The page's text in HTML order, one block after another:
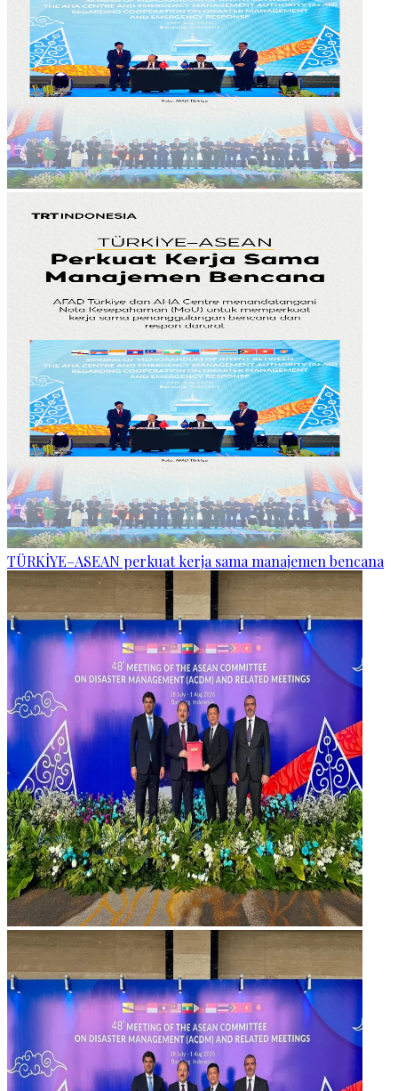
TÜRKİYE–ASEAN perkuat kerja sama manajemen bencana